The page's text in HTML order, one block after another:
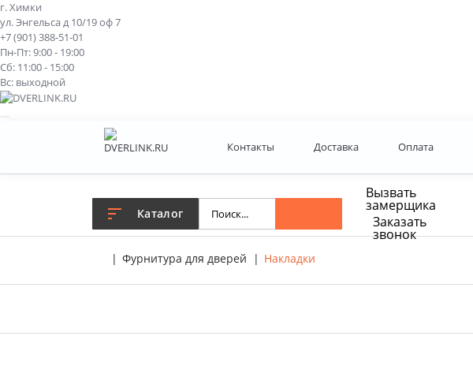
г. Химки
ул. Энгельса д 10/19 оф 7
+7 (901) 388-51-01
Пн-Пт: 9:00 - 19:00
Сб: 11:00 - 15:00
Вс: выходной
Контакты Доставка Оплата
Каталог
Вызвать
замерщика
Заказать
звонок
Фурнитура для дверей Накладки